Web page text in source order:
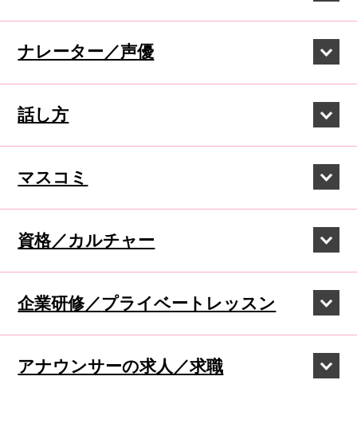
ナレーター／声優
話し方
マスコミ
資格／カルチャー
企業研修／プライベートレッスン
アナウンサーの求人／求職